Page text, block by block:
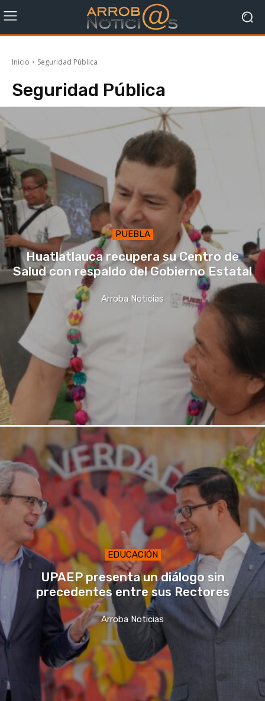
Inicio Seguridad Pública
Seguridad Pública
PUEBLA
Huatlatlauca recupera su Centro de
Salud con respaldo del Gobierno Estatal
Arroba Noticias
EDUCACIÓN
UPAEP presenta un diálogo sin
precedentes entre sus Rectores
Arroba Noticias